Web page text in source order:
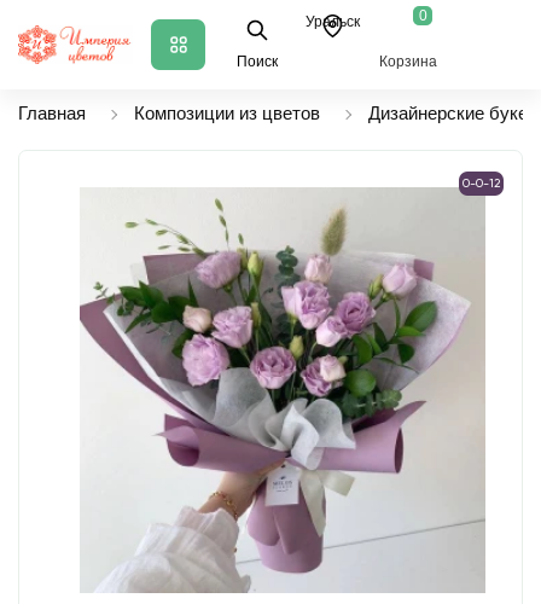
Поиск
Уральск 0
Корзина
Главная Композиции из цветов Дизайнерские
0-0-12